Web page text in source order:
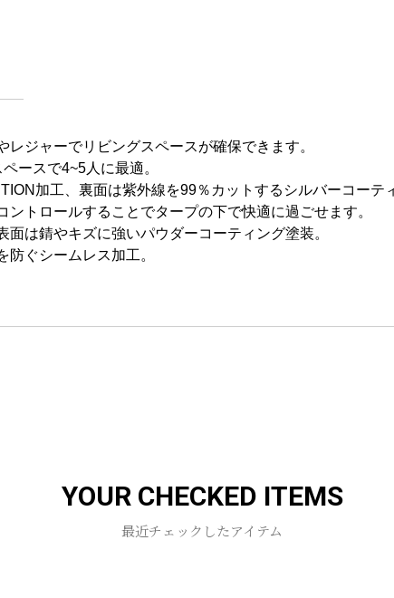
ジャーでリビングスペースが確保できます。
ースで4~5人に最適。
加工、裏面は紫外線を99％カットするシルバーコーテ
トロールすることでタープの下で快適に過ごせます。
は錆やキズに強いパウダーコーティング塗装。
ぐシームレス加工。
YOUR CHECKED ITEMS
最近チェックしたアイテム